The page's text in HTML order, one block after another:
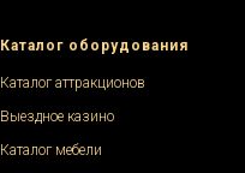
Каталог оборудования
Каталог аттракционов
Выездное казино
Каталог мебели